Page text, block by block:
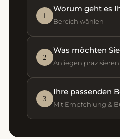
1
Worum geht es
Bereich wählen
2
Was möchten
Anliegen präzisieren
3
Ihre passenden
Mit Empfehlung &